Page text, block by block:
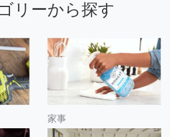
リーから探す
家事